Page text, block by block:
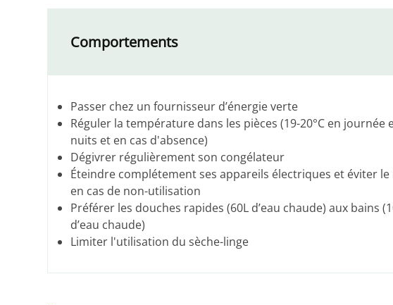
Comportements
Passer chez un fournisseur d’énergie verte
Réguler la température dans les pièces (19-20°C en journée
nuits et en cas d'absence)
Dégivrer régulièrement son congélateur
Éteindre complétement ses appareils électriques et éviter le
en cas de non-utilisation
Préférer les douches rapides (60L d’eau chaude) aux bains
d’eau chaude)
Limiter l'utilisation du sèche-linge